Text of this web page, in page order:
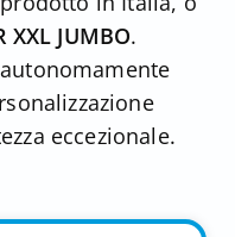
XXL JUMBO.
eccezionale.